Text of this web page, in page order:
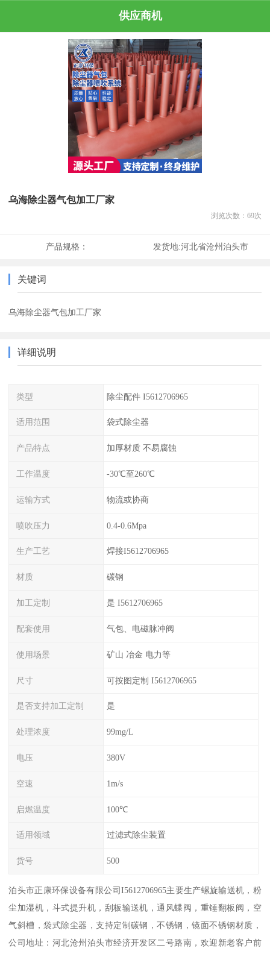
供应商机
乌海除尘器气包加工厂家
浏览次数： 69次
产品规格： 发货地:河北省沧州泊头市
关键词
乌海除尘器气包加工厂家
详细说明
类型 除尘配件 I5612706965
适用范围 袋式除尘器
产品特点 加厚材质 不易腐蚀
工作温度 -30℃至260℃
运输方式 物流或协商
喷吹压力 0.4-0.6Mpa
生产工艺 焊接I5612706965
材质 碳钢
加工定制 是 I5612706965
配套使用 气包、电磁脉冲阀
使用场景 矿山 冶金 电力等
尺寸 可按图定制 I5612706965
是否支持加工定制 是
处理浓度 99mg/L
电压 380V
空速 1m/s
启燃温度 100℃
适用领域 过滤式除尘装置
货号 500
泊头市正康环保设备有限公司I5612706965主要生产螺旋输送机，粉
尘加湿机，斗式提升机，刮板输送机，通风蝶阀，重锤翻板阀，空
气斜槽，袋式除尘器，支持定制碳钢，不锈钢，镜面不锈钢材质，
公司地址：河北沧州泊头市经济开发区二号路南，欢迎新老客户前